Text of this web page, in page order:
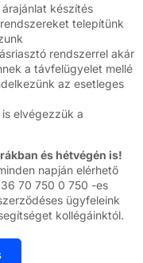
készítés
telepítünk
rendszerrel akár
a távfelügyelet mellé
az esetleges
elvégezzük a
és hétvégén is!
napján elérhető
70 750 0 750 -es
ügyfeleink
kollégáinktól.